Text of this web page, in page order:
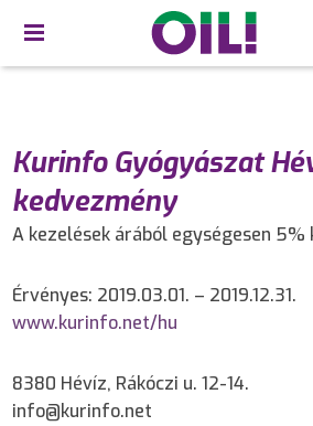
Kurinfo Gyógyászat
kedvezmény
A kezelések árából egységesen 5%
Érvényes: 2019.03.01. – 2019.12.31.
www.kurinfo.net/hu
8380 Hévíz, Rákóczi u. 12-14.
info@kurinfo.net